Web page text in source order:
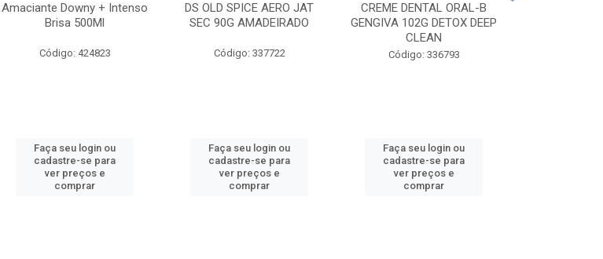
Amaciante Downy + Intenso
Brisa 500Ml
Código: 424823
Faça seu login ou
cadastre-se para
ver preços e
comprar
DS OLD SPICE AERO JAT
SEC 90G AMADEIRADO
Código: 337722
Faça seu login ou
cadastre-se para
ver preços e
comprar
CREME DENTAL ORAL-B
GENGIVA 102G DETOX DEEP
CLEAN
Código: 336793
Faça seu login ou
cadastre-se para
ver preços e
comprar